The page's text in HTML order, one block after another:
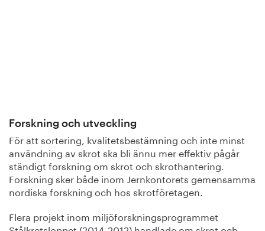
Forskning och utveckling
För att sortering, kvalitetsbestämning och inte minst
användning av skrot ska bli ännu mer effektiv pågår
ständigt forskning om skrot och skrothantering.
Forskning sker både inom Jernkontorets gemensamma
nordiska forskning och hos skrotföretagen.
Flera projekt inom miljöforskningsprogrammet